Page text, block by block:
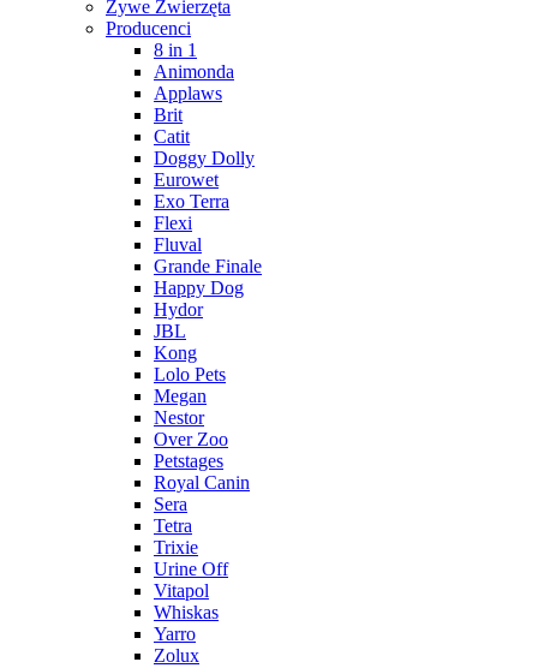
Żywe Zwierzęta
Producenci
8 in 1
Animonda
Applaws
Brit
Catit
Doggy Dolly
Eurowet
Exo Terra
Flexi
Fluval
Grande Finale
Happy Dog
Hydor
JBL
Kong
Lolo Pets
Megan
Nestor
Over Zoo
Petstages
Royal Canin
Sera
Tetra
Trixie
Urine Off
Vitapol
Whiskas
Yarro
Zolux